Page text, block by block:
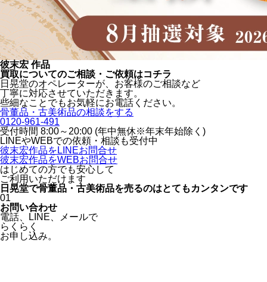
彼末宏 作品
買取についてのご相談・ご依頼はコチラ
日晃堂のオペレーターが、お客様のご相談など
丁寧に対応させていただきます。
些細なことでもお気軽にお電話ください。
骨董品・古美術品の相談をする
0120-961-491
受付時間 8:00～20:00 (年中無休※年末年始除く)
LINEやWEBでの依頼・相談も受付中
彼末宏作品をLINEお問合せ
彼末宏作品をWEBお問合せ
はじめての方でも安心して
ご利用いただけます
日晃堂で骨董品・古美術品を売るのはとても カンタンです
01
お問い合わせ
電話、
LINE、
メールで
らくらく
お申し込み。